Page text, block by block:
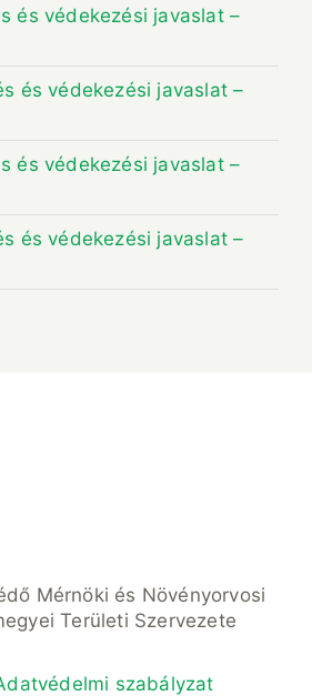
és védekezési javaslat –
és védekezési javaslat –
és védekezési javaslat –
és védekezési javaslat –
Mérnöki és Növényorvosi
Területi Szervezete
szabályzat